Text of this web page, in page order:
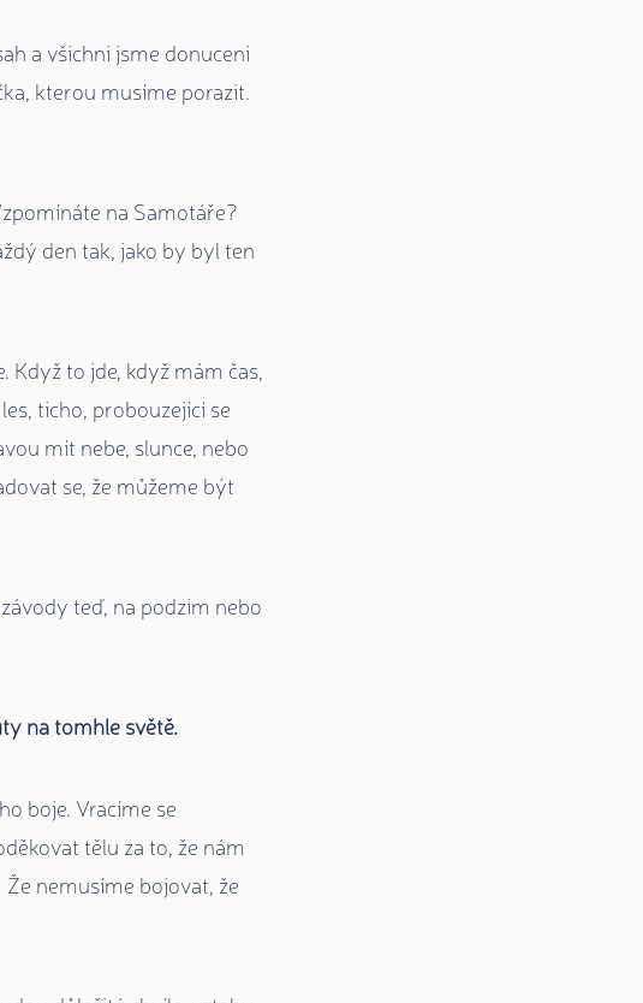
a všichni jsme donuceni
kterou musíme porazit.
na Samotáře?
den tak, jako by byl ten
to jde, když mám čas,
ticho, probouzející se
mít nebe, slunce, nebo
se, že můžeme být
teď, na podzim nebo
na tomhle světě.
boje. Vracíme se
tělu za to, že nám
nemusíme bojovat, že